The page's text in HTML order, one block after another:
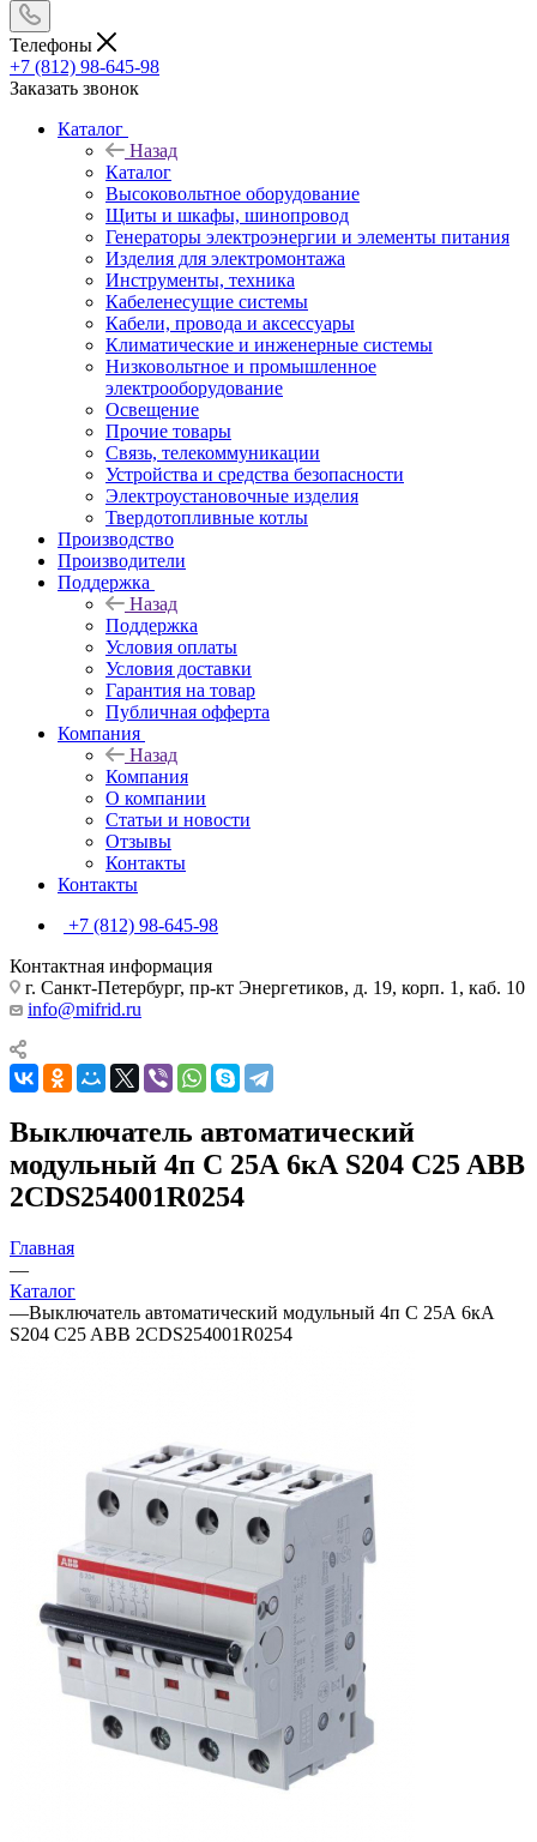
Телефоны
+7 (812) 98-645-98
Заказать звонок
Каталог
Назад
Каталог
Высоковольтное оборудование
Щиты и шкафы, шинопровод
Генераторы электроэнергии и элементы питания
Изделия для электромонтажа
Инструменты, техника
Кабеленесущие системы
Кабели, провода и аксессуары
Климатические и инженерные системы
Низковольтное и промышленное
электрооборудование
Освещение
Прочие товары
Связь, телекоммуникации
Устройства и средства безопасности
Электроустановочные изделия
Твердотопливные котлы
Производство
Производители
Поддержка
Назад
Поддержка
Условия оплаты
Условия доставки
Гарантия на товар
Публичная офферта
Компания
Назад
Компания
О компании
Статьи и новости
Отзывы
Контакты
Контакты
+7 (812) 98-645-98
Контактная информация
г. Санкт-Петербург, пр-кт Энергетиков, д. 19, корп. 1, каб. 10
info@mifrid.ru
Выключатель автоматический
модульный 4п C 25А 6кА S204 C25 ABB
2CDS254001R0254
Главная
—
Каталог
—Выключатель автоматический модульный 4п C 25А 6кА
S204 C25 ABB 2CDS254001R0254